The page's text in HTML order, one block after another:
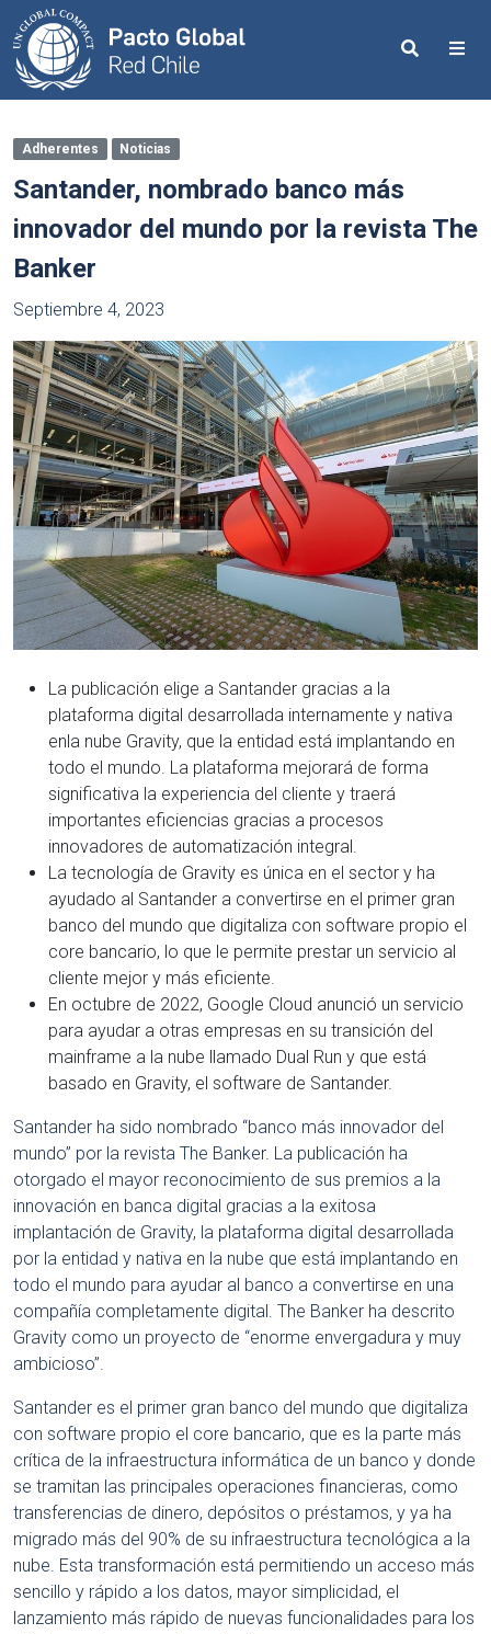
Search
Adherentes Noticias
Santander, nombrado banco más
innovador del mundo por la revista The
Banker
Septiembre 4, 2023
La publicación elige a Santander gracias a la
plataforma digital desarrollada internamente y nativa
enla nube Gravity, que la entidad está implantando en
todo el mundo. La plataforma mejorará de forma
significativa la experiencia del cliente y traerá
importantes eficiencias gracias a procesos
innovadores de automatización integral.
La tecnología de Gravity es única en el sector y ha
ayudado al Santander a convertirse en el primer gran
banco del mundo que digitaliza con software propio el
core bancario, lo que le permite prestar un servicio al
cliente mejor y más eficiente.
En octubre de 2022, Google Cloud anunció un servicio
para ayudar a otras empresas en su transición del
mainframe a la nube llamado Dual Run y que está
basado en Gravity, el software de Santander.
Santander ha sido nombrado “banco más innovador del
mundo” por la revista The Banker. La publicación ha
otorgado el mayor reconocimiento de sus premios a la
innovación en banca digital gracias a la exitosa
implantación de Gravity, la plataforma digital desarrollada
por la entidad y nativa en la nube que está implantando en
todo el mundo para ayudar al banco a convertirse en una
compañía completamente digital. The Banker ha descrito
Gravity como un proyecto de “enorme envergadura y muy
ambicioso”.
Santander es el primer gran banco del mundo que digitaliza
con software propio el core bancario, que es la parte más
crítica de la infraestructura informática de un banco y donde
se tramitan las principales operaciones financieras, como
transferencias de dinero, depósitos o préstamos, y ya ha
migrado más del 90% de su infraestructura tecnológica a la
nube. Esta transformación está permitiendo un acceso más
sencillo y rápido a los datos, mayor simplicidad, el
lanzamiento más rápido de nuevas funcionalidades para los